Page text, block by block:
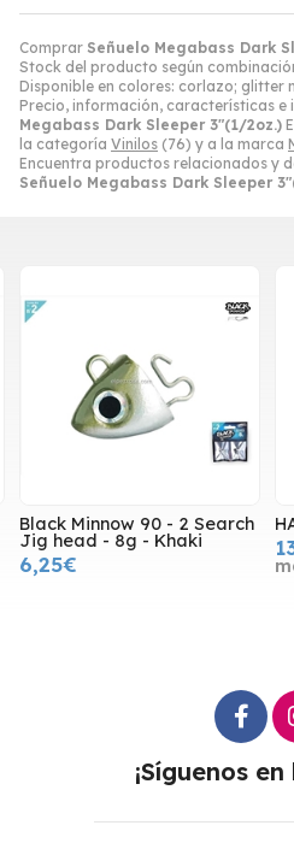
Comprar Señuelo Megabass Dark
Stock del producto según
Disponible en colores: corlazo; glitter
Precio, información, características e
Megabass Dark Sleeper 3"(1/2oz.)
la categoría Vinilos (76) y a la marca
Encuentra productos relacionados y
Señuelo Megabass Dark Sleeper
Black Minnow 90 - 2 Search
Jig head - 8g - Khaki
6,25€
¡Síguenos